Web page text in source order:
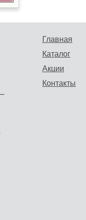
Главная
Каталог
Акции
Контакты